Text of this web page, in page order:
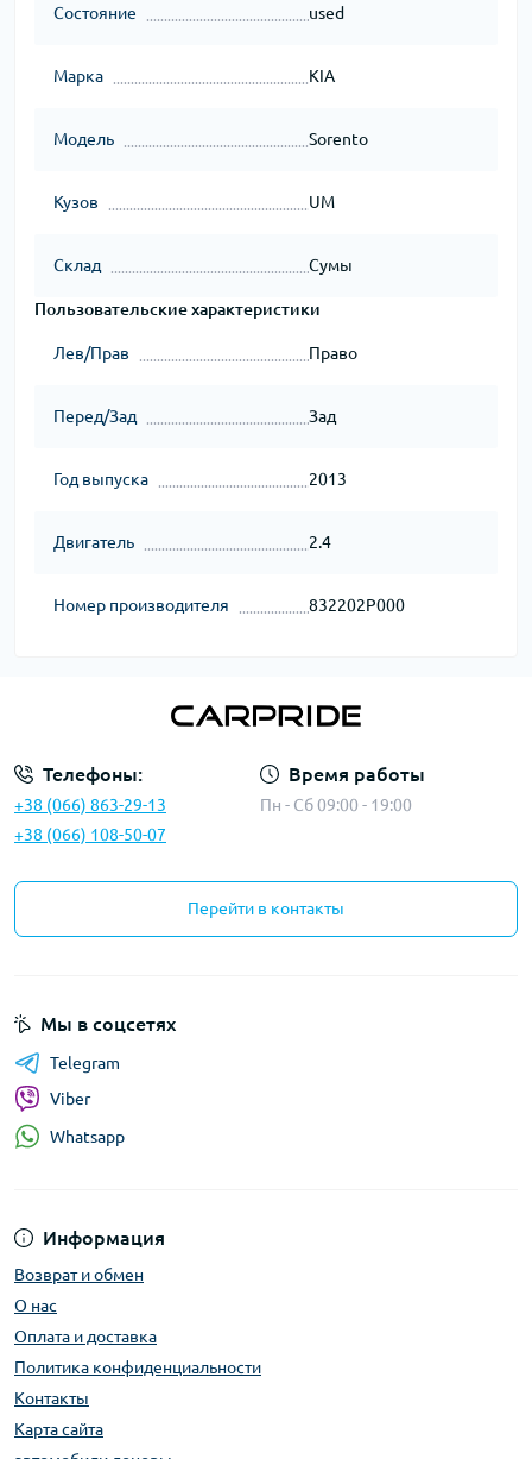
Состояние used
Марка KIA
Модель Sorento
Кузов UM
Склад Сумы
Пользовательские характеристики
Лев/Прав Право
Перед/Зад Зад
Год выпуска 2013
Двигатель 2.4
Номер производителя 832202P000
Телефоны:
+38 (066) 863-29-13
+38 (066) 108-50-07
Время работы
Пн - Сб 09:00 - 19:00
Перейти в контакты
Информация
Возврат и обмен
О нас
Оплата и доставка
Политика конфиденциальности
Контакты
Карта сайта
Мы в соцсетях
Telegram
Viber
Whatsapp